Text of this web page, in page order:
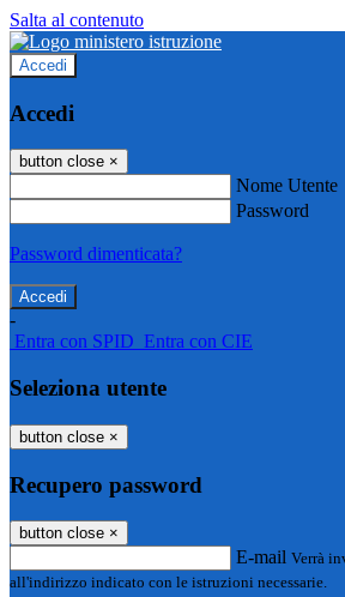
Salta al contenuto
Accedi
Accedi
button close ×
Nome Utente
Password
Password dimenticata?
-
Entra con SPID Entra con CIE
Seleziona utente
button close ×
Recupero password
button close ×
E-mail Verrà
all'indirizzo indicato con le istruzioni necessarie.